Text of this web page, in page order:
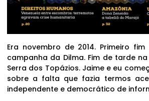
Era novembro de 2014. Primeiro fim
campanha da Dilma. Fim de tarde na
Serra dos Topázios. Jaime e eu
sobre a falta que fazia termos
independente e democrático de